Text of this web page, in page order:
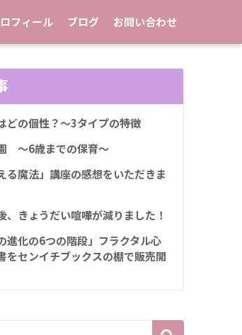
フィール ブログ お問い合わせ
どの個性？～3タイプの特徴
～6歳までの保育～
る魔法」講座の感想をいただきま
、きょうだい喧嘩が減りました！
進化の6つの階段」フラクタル心
をセンイチブックスの棚で販売開